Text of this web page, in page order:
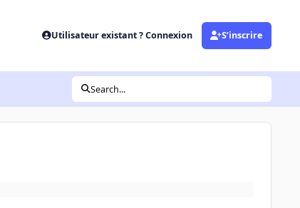
Utilisateur existant ? Connexion S’inscrire
Search...